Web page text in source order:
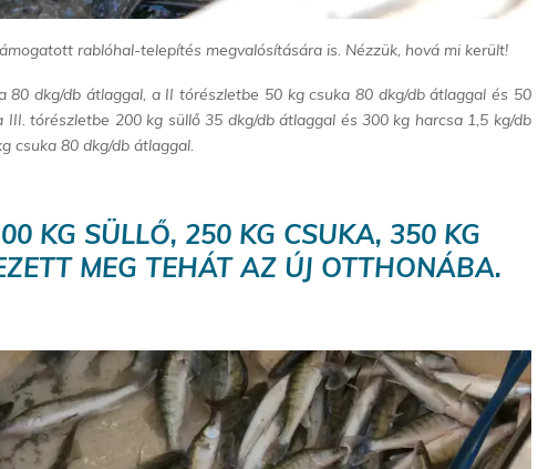
rablóhal-telepítés megvalósítására is. Nézzük, hová mi került!
80 dkg/db átlaggal, a II tórészletbe 50 kg csuka 80 dkg/db átlaggal és 50
III. tórészletbe 200 kg süllő 35 dkg/db átlaggal és 300 kg harcsa 1,5 kg/db
csuka 80 dkg/db átlaggal.
KG SÜLLŐ, 250 KG CSUKA, 350 KG
MEG TEHÁT AZ ÚJ OTTHONÁBA.